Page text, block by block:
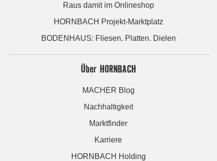
Raus damit im Onlineshop
HORNBACH Projekt-Marktplatz
BODENHAUS: Fliesen. Platten. Dielen
Über HORNBACH
MACHER Blog
Nachhaltigkeit
Marktfinder
Karriere
HORNBACH Holding